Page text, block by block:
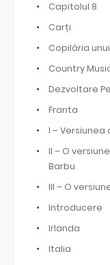
Capitolul 8
Carți
Copilăria
Country
Dezvoltare
Franta
I – Versiunea
II – O
Barbu
III – O
Introducere
Irlanda
Italia